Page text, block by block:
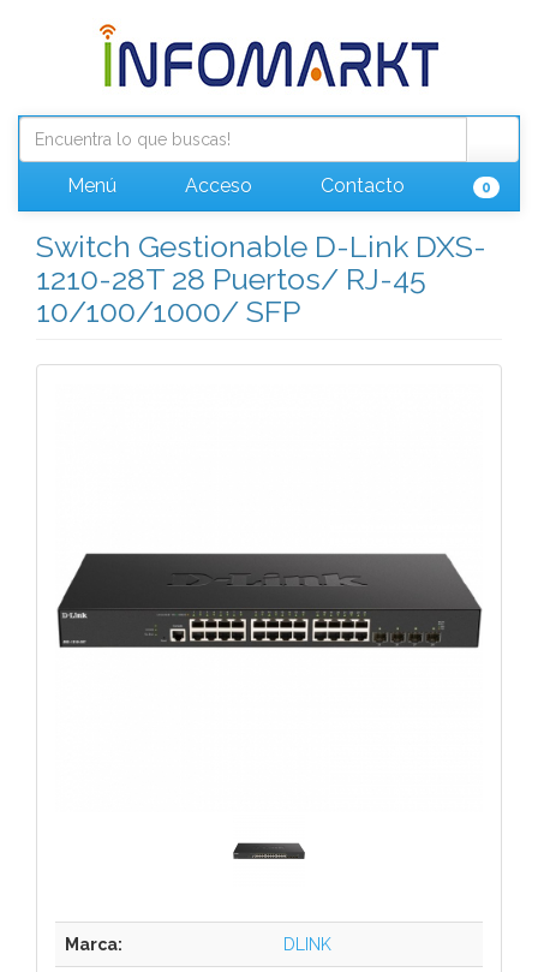
Menú Acceso Contacto 0
Switch Gestionable D-Link DXS-
1210-28T 28 Puertos/ RJ-45
10/100/1000/ SFP
Marca: DLINK